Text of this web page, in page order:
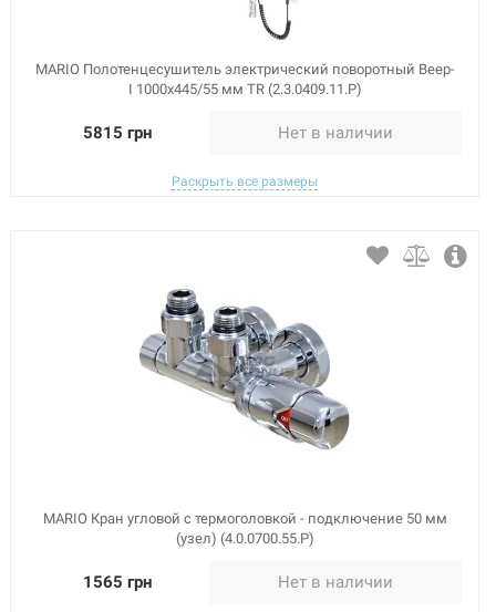
MARIO Полотенцесушитель электрический поворотный Веер-
I 1000x445/55 мм TR (2.3.0409.11.P)
5815 грн Нет в наличии
Раскрыть все размеры
MARIO Кран угловой с термоголовкой - подключение 50 мм
(узел) (4.0.0700.55.Р)
1565 грн Нет в наличии